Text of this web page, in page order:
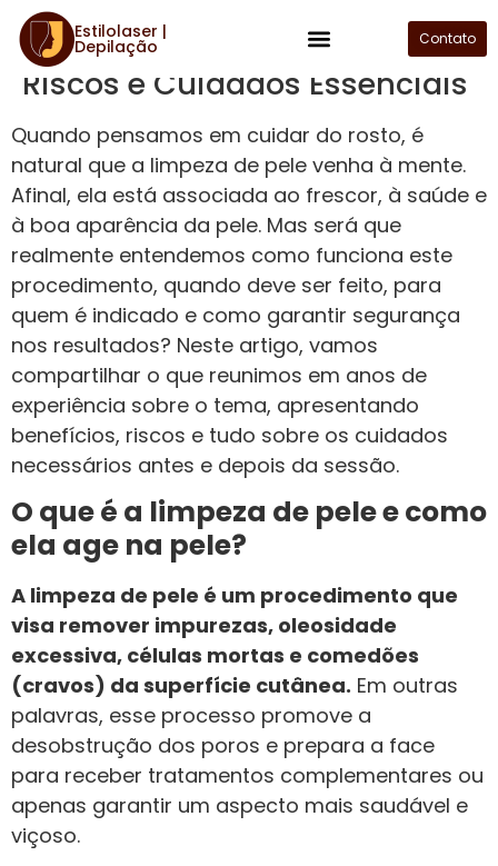
Estilolaser |
Depilação Contato
Limpeza de Pele: Benefícios,
Riscos e Cuidados Essenciais
Quando pensamos em cuidar do rosto, é
natural que a limpeza de pele venha à mente.
Afinal, ela está associada ao frescor, à saúde e
à boa aparência da pele. Mas será que
realmente entendemos como funciona este
procedimento, quando deve ser feito, para
quem é indicado e como garantir segurança
nos resultados? Neste artigo, vamos
compartilhar o que reunimos em anos de
experiência sobre o tema, apresentando
benefícios, riscos e tudo sobre os cuidados
necessários antes e depois da sessão.
O que é a limpeza de pele e como
ela age na pele?
A limpeza de pele é um procedimento que
visa remover impurezas, oleosidade
excessiva, células mortas e comedões
(cravos) da superfície cutânea. Em outras
palavras, esse processo promove a
desobstrução dos poros e prepara a face
para receber tratamentos complementares ou
apenas garantir um aspecto mais saudável e
viçoso.